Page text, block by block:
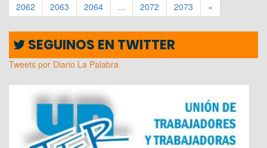
2062
2063 2064 ... 2072 2073 »
SEGUINOS EN TWITTER
Tweets por Diario La Palabra